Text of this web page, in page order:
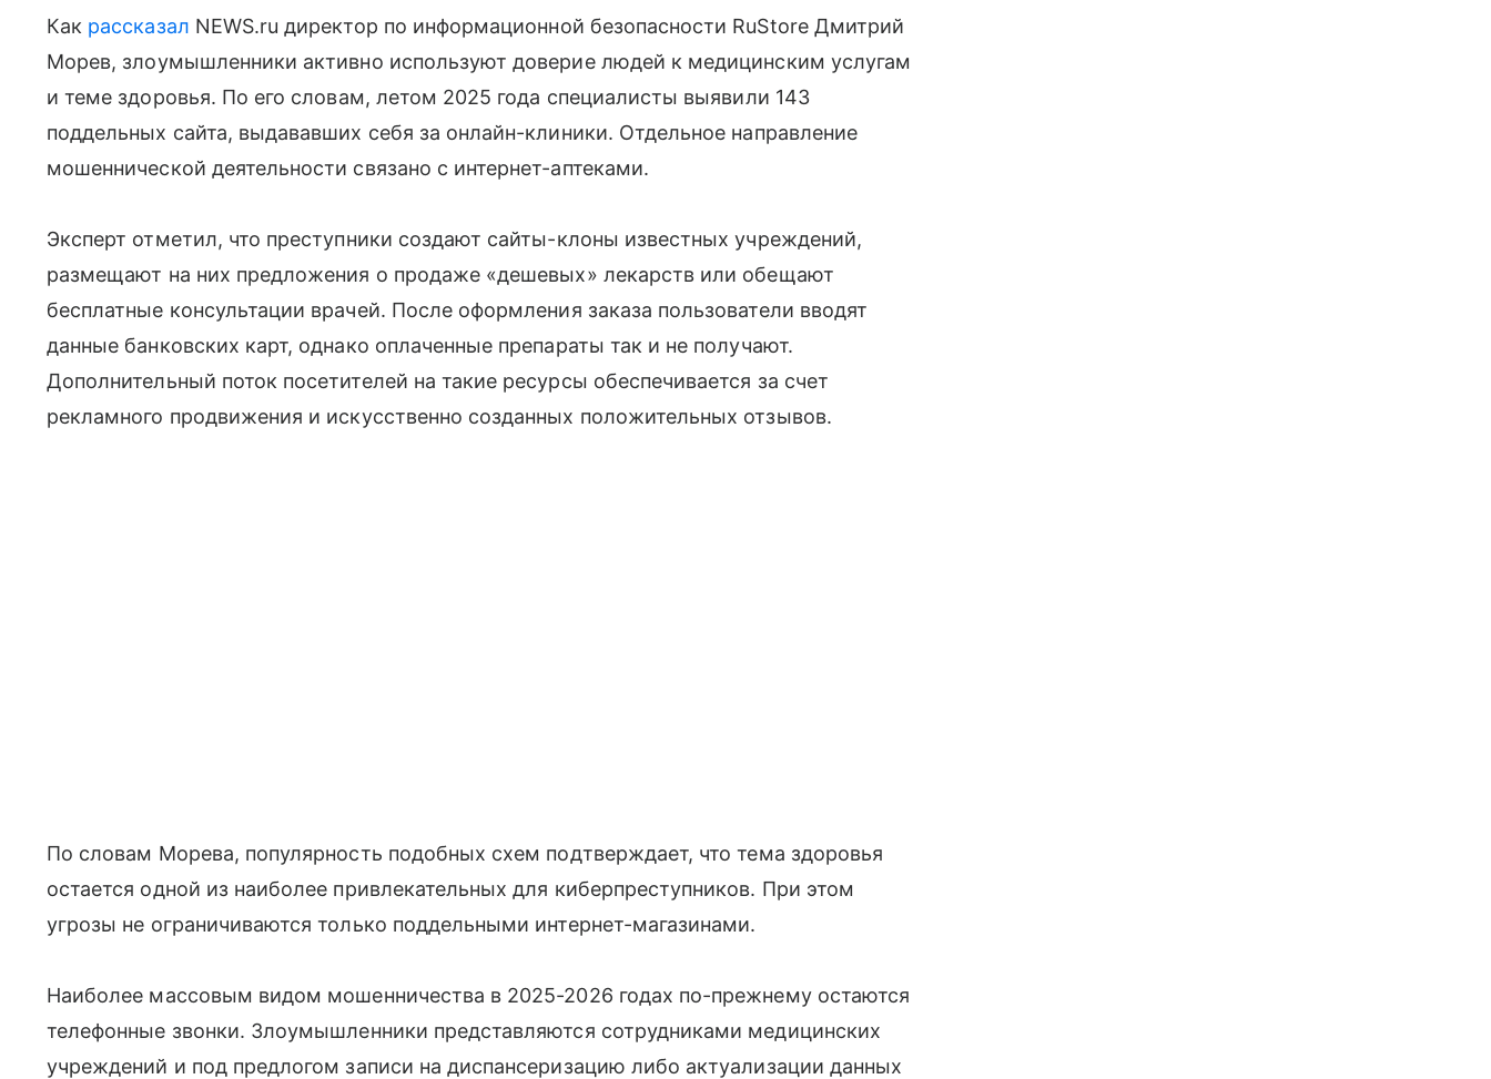
Как рассказал NEWS.ru директор по информационной безопасности RuStore Дмитрий
Морев, злоумышленники активно используют доверие людей к медицинским услугам
и теме здоровья. По его словам, летом 2025 года специалисты выявили 143
поддельных сайта, выдававших себя за онлайн-клиники. Отдельное направление
мошеннической деятельности связано с интернет-аптеками.
Эксперт отметил, что преступники создают сайты-клоны известных учреждений,
размещают на них предложения о продаже «дешевых» лекарств или обещают
бесплатные консультации врачей. После оформления заказа пользователи вводят
данные банковских карт, однако оплаченные препараты так и не получают.
Дополнительный поток посетителей на такие ресурсы обеспечивается за счет
рекламного продвижения и искусственно созданных положительных отзывов.
По словам Морева, популярность подобных схем подтверждает, что тема здоровья
остается одной из наиболее привлекательных для киберпреступников. При этом
угрозы не ограничиваются только поддельными интернет-магазинами.
Наиболее массовым видом мошенничества в 2025-2026 годах по-прежнему остаются
телефонные звонки. Злоумышленники представляются сотрудниками медицинских
учреждений и под предлогом записи на диспансеризацию либо актуализации данных